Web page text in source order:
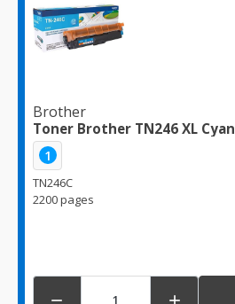
Brother
Toner Brother TN246 XL Cyan
1
TN246C
2200 pages
 